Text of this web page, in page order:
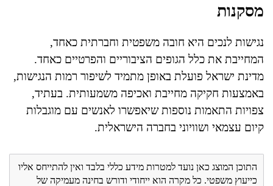
מסקנות
נגישות לנכים היא חובה משפטית וחברתית כאחד,
המחייבת את כלל הגופים הציבוריים והפרטיים כאחד.
מדינת ישראל פועלת באופן מתמיד לשיפור רמות הנגישות,
באמצעות חקיקה מחייבת ואכיפה משמעותית. בעתיד,
צפויות התאמות נוספות שיאפשרו לאנשים עם מוגבלות
קיום עצמאי ושוויוני בחברה הישראלית.
התוכן המוצג כאן נועד למטרות מידע כללי בלבד ואין להתייחס אליו
כייעוץ משפטי. כל מקרה הוא ייחודי ודורש בחינה מעמיקה של